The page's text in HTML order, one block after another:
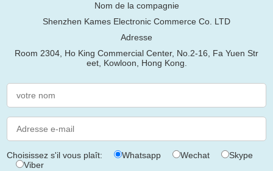
Nom de la compagnie
Shenzhen Kames Electronic Commerce Co. LTD
Adresse
Room 2304, Ho King Commercial Center, No.2-16, Fa Yuen Str
eet, Kowloon, Hong Kong.
Choisissez s'il vous plaît: Whatsapp Wechat
Skype
Viber